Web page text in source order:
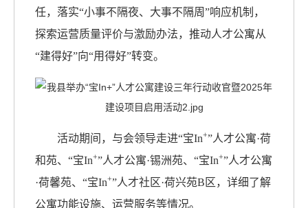
任，落实“小事不隔夜、大事不隔周”响应机制，
探索运营质量评价与激励办法，推动人才公寓从
“建得好”向“用得好”转变。
活动期间，与会领导走进“宝In+”人才公寓·荷
和苑、“宝In+”人才公寓·锡洲苑、“宝In+”人才公寓
·荷馨苑、“宝In+”人才社区·荷兴苑B区，详细了解
公寓功能设施、运营服务等情况。